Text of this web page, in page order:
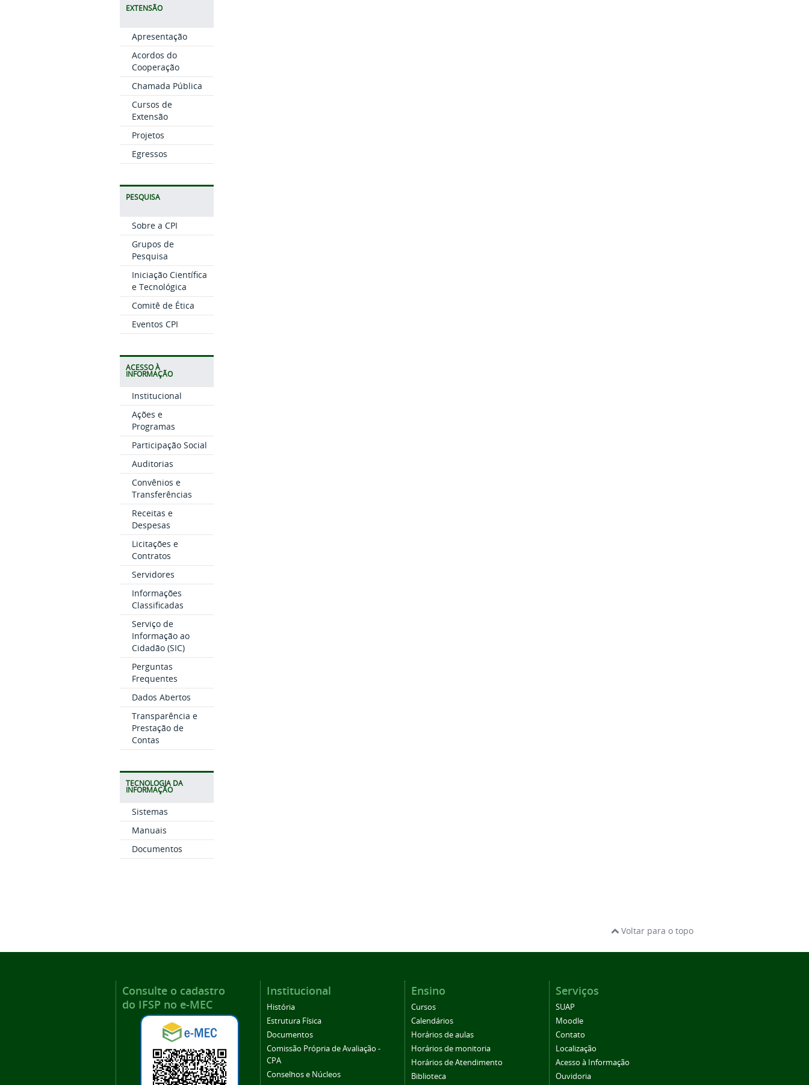
EXTENSÃO
Apresentação
Acordos do
Cooperação
Chamada Pública
Cursos de
Extensão
Projetos
Egressos
PESQUISA
Sobre a CPI
Grupos de
Pesquisa
Iniciação Científica
e Tecnológica
Comitê de Ética
Eventos CPI
ACESSO À
INFORMAÇÃO
Institucional
Ações e
Programas
Participação Social
Auditorias
Convênios e
Transferências
Receitas e
Despesas
Licitações e
Contratos
Servidores
Informações
Classificadas
Serviço de
Informação ao
Cidadão (SIC)
Perguntas
Frequentes
Dados Abertos
Transparência e
Prestação de
Contas
TECNOLOGIA DA
INFORMAÇÃO
Sistemas
Manuais
Documentos
Voltar para o topo
Consulte o cadastro
do IFSP no e-MEC
Institucional
História
Estrutura Física
Documentos
Comissão Própria de Avaliação -
CPA
Conselhos e Núcleos
Ensino
Cursos
Calendários
Horários de aulas
Horários de monitoria
Horários de Atendimento
Biblioteca
Serviços
SUAP
Moodle
Contato
Localização
Acesso à Informação
Ouvidoria